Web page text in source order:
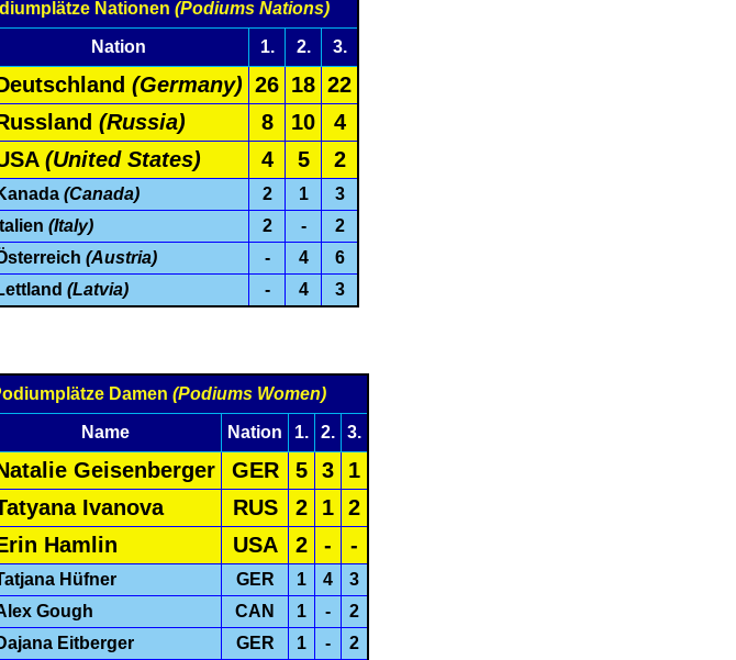
Nationen (Podiums Nations)
Nation 1. 2. 3.
(Germany) 26 18 22
(Russia) 8 10
4
(United States) 4 5 2
(Canada) 2 1
3
Italien (Italy) 2 -
2
(Austria) - 4
6
(Latvia) - 4 3
Damen (Podiums Women)
Name Nation 1. 2. 3.
Geisenberger GER 5 3
1
Ivanova RUS 2 1 2
Hamlin USA 2 - -
Hüfner GER 1 4
3
Gough CAN 1 -
2
Eitberger
GER 1 -
2